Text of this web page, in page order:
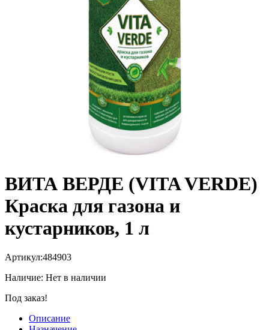
ВИТА ВЕРДЕ (VITA VERDE)
Краска для газона и
кустарников, 1 л
Артикул:484903
Наличие: Нет в наличии
Под заказ!
Описание